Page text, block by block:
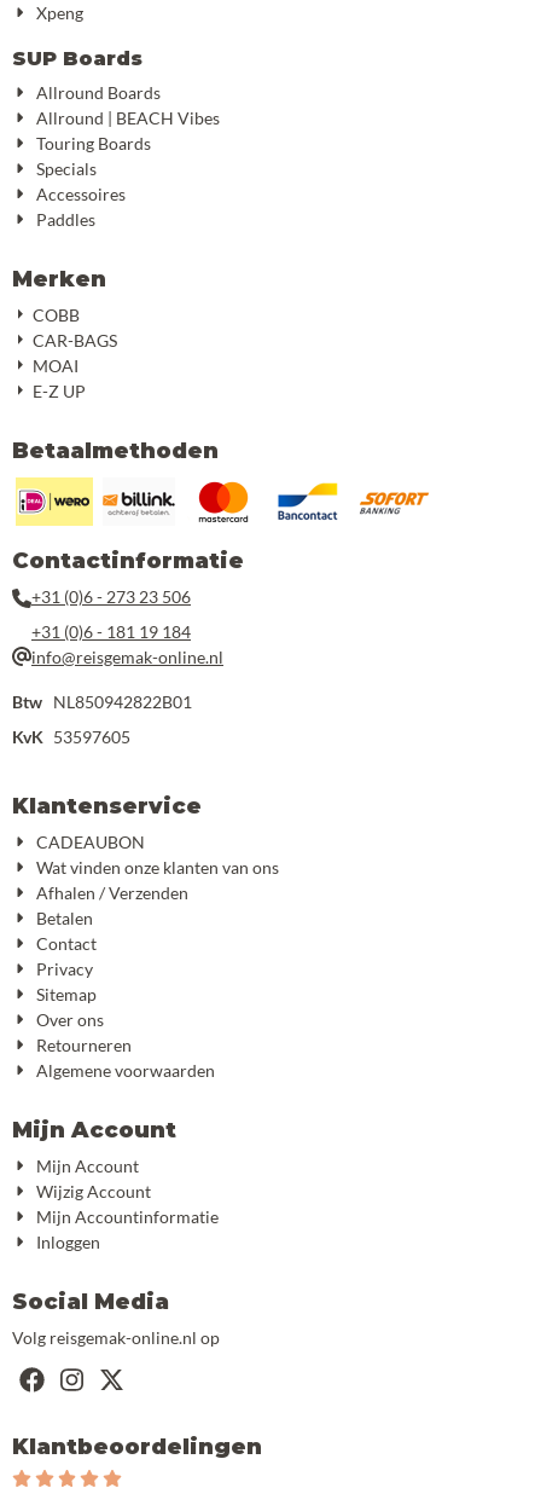
Xpeng
SUP Boards
Allround Boards
Allround | BEACH Vibes
Touring Boards
Specials
Accessoires
Paddles
Merken
COBB
CAR-BAGS
MOAI
E-Z UP
Betaalmethoden
Contactinformatie
+31 (0)6 - 273 23 506
+31 (0)6 - 181 19 184
info@reisgemak-online.nl
Btw NL850942822B01
KvK 53597605
Klantenservice
CADEAUBON
Wat vinden onze klanten van ons
Afhalen / Verzenden
Betalen
Contact
Privacy
Sitemap
Over ons
Retourneren
Algemene voorwaarden
Mijn Account
Mijn Account
Wijzig Account
Mijn Accountinformatie
Inloggen
Social Media
Volg reisgemak-online.nl op
Klantbeoordelingen